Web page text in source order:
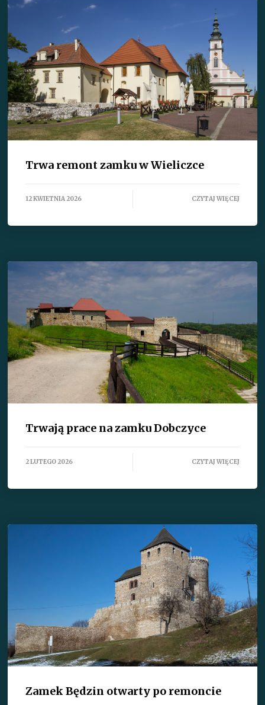
Trwa remont zamku w Wieliczce
12 KWIETNIA 2026 CZYTAJ WIĘCEJ
Trwają prace na zamku Dobczyce
2 LUTEGO 2026 CZYTAJ WIĘCEJ
Zamek Będzin otwarty po remoncie